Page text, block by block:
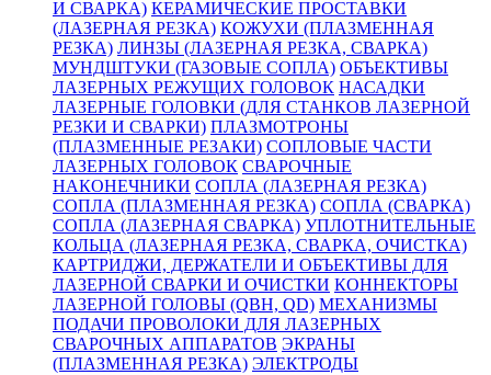
И СВАРКА) КЕРАМИЧЕСКИЕ ПРОСТАВКИ
(ЛАЗЕРНАЯ РЕЗКА) КОЖУХИ (ПЛАЗМЕННАЯ
РЕЗКА) ЛИНЗЫ (ЛАЗЕРНАЯ РЕЗКА, СВАРКА)
МУНДШТУКИ (ГАЗОВЫЕ СОПЛА) ОБЪЕКТИВЫ
ЛАЗЕРНЫХ РЕЖУЩИХ ГОЛОВОК НАСАДКИ
ЛАЗЕРНЫЕ ГОЛОВКИ (ДЛЯ СТАНКОВ ЛАЗЕРНОЙ
РЕЗКИ И СВАРКИ) ПЛАЗМОТРОНЫ
(ПЛАЗМЕННЫЕ РЕЗАКИ) СОПЛОВЫЕ ЧАСТИ
ЛАЗЕРНЫХ ГОЛОВОК СВАРОЧНЫЕ
НАКОНЕЧНИКИ СОПЛА (ЛАЗЕРНАЯ РЕЗКА)
СОПЛА (ПЛАЗМЕННАЯ РЕЗКА) СОПЛА (СВАРКА)
СОПЛА (ЛАЗЕРНАЯ СВАРКА) УПЛОТНИТЕЛЬНЫЕ
КОЛЬЦА (ЛАЗЕРНАЯ РЕЗКА, СВАРКА, ОЧИСТКА)
КАРТРИДЖИ, ДЕРЖАТЕЛИ И ОБЪЕКТИВЫ ДЛЯ
ЛАЗЕРНОЙ СВАРКИ И ОЧИСТКИ КОННЕКТОРЫ
ЛАЗЕРНОЙ ГОЛОВЫ (QBH, QD) МЕХАНИЗМЫ
ПОДАЧИ ПРОВОЛОКИ ДЛЯ ЛАЗЕРНЫХ
СВАРОЧНЫХ АППАРАТОВ ЭКРАНЫ
(ПЛАЗМЕННАЯ РЕЗКА) ЭЛЕКТРОДЫ